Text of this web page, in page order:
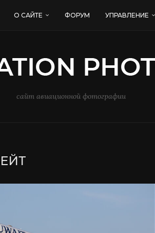
О САЙТЕ ФОРУМ УПРАВЛЕНИЕ
сайт авиационной фотографии